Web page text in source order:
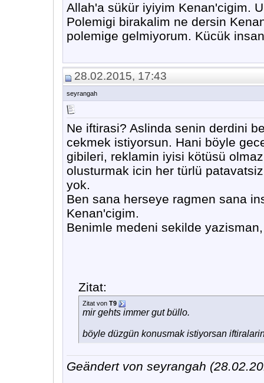
Allah'a sükür iyiyim Kenan'cigim.
Polemigi birakalim ne dersin
polemige gelmiyorum. Kücük
28.02.2015, 17:43
seyrangah
Ne iftirasi? Aslinda senin derdini
cekmek istiyorsun. Hani böyle
gibileri, reklamin iyisi kötüsü
olusturmak icin her türlü
yok.
Ben sana herseye ragmen sana
Kenan'cigim.
Benimle medeni sekilde
Zitat:
Zitat von T9
mir gehts immer gut büllo.
böyle düzgün konusmak istiyorsan
Geändert von seyrangah